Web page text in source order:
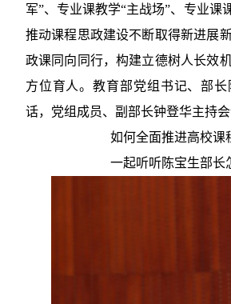
军”、专业课教学“主战场”、专业课
推动课程思政建设不断取得新进展
政课同向同行，构建立德树人长效
方位育人。教育部党组书记、部
话，党组成员、副部长钟登华主持会
如何全面推进高校课
一起听听陈宝生部长